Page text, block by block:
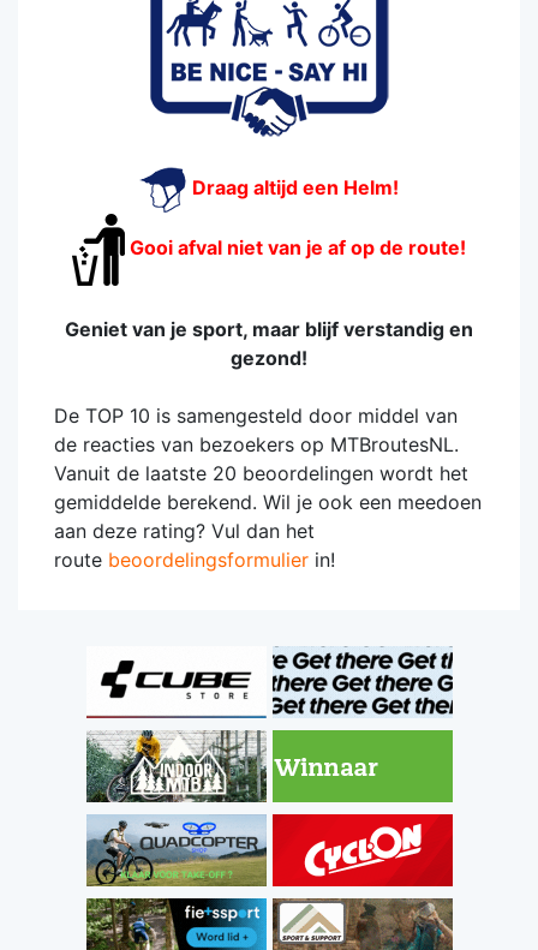
Draag altijd een Helm!
Gooi afval niet van je af op de route!
Geniet van je sport, maar blijf verstandig en
gezond!
De TOP 10 is samengesteld door middel van
de reacties van bezoekers op MTBroutesNL.
Vanuit de laatste 20 beoordelingen wordt het
gemiddelde berekend. Wil je ook een meedoen
aan deze rating? Vul dan het
route beoordelingsformulier in!